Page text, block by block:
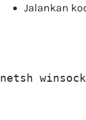
Jalankan
netsh